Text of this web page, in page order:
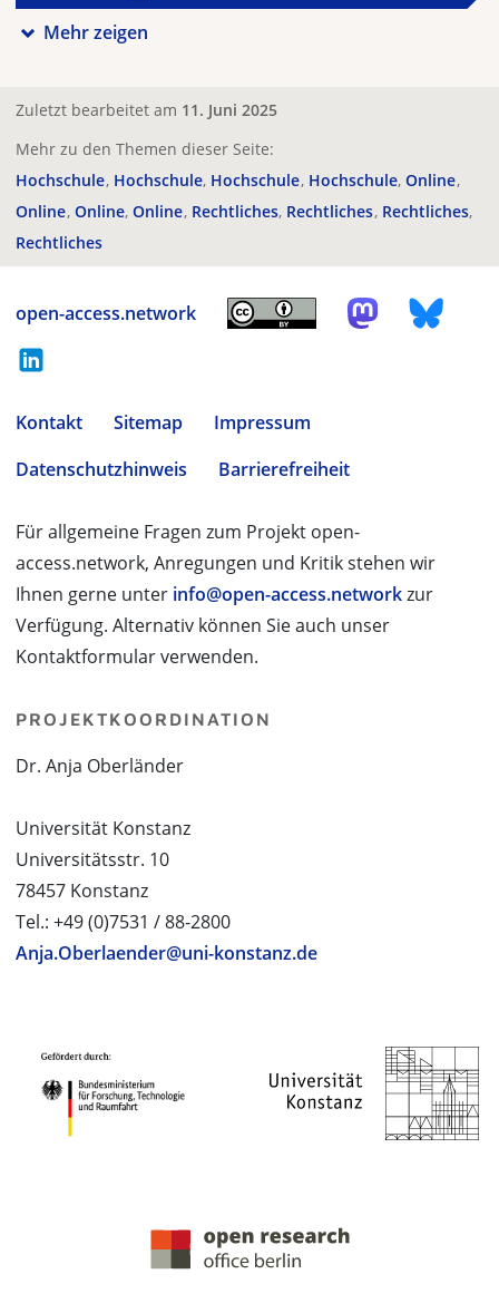
Mehr zeigen
Zuletzt bearbeitet am 11. Juni 2025
Mehr zu den Themen dieser Seite:
Hochschule Hochschule Hochschule Hochschule Online
Online Online Online Rechtliches Rechtliches Rechtliches
Rechtliches
open-access.network
Kontakt Sitemap
Impressum
Datenschutzhinweis
Barrierefreiheit
Für allgemeine Fragen zum Projekt open-
access.network, Anregungen und Kritik stehen wir
Ihnen gerne unter info@open-access.networkzur
Verfügung. Alternativ können Sie auch unser
Kontaktformular verwenden.
PROJEKTKOORDINATION
Dr. Anja Oberländer
Universität Konstanz
Universitätsstr. 10
78457 Konstanz
Tel.: +49 (0)7531 / 88-2800
Anja.Oberlaender@uni-konstanz.de